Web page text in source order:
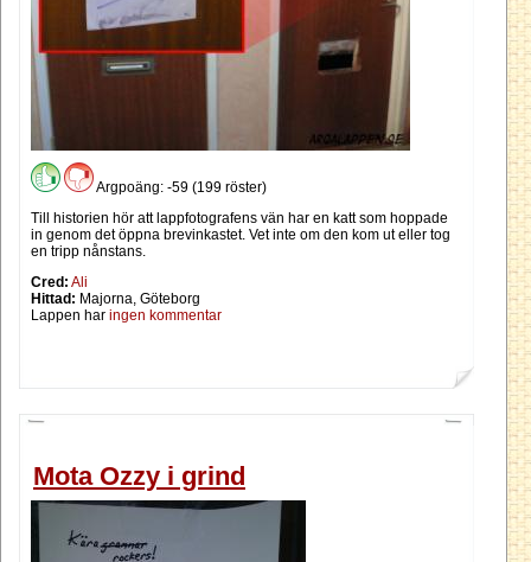
Argpoäng: -59 (199 röster)
Till historien hör att lappfotografens vän har en katt som hoppade
in genom det öppna brevinkastet. Vet inte om den kom ut eller tog
en tripp nånstans.
Cred: Ali
Hittad: Majorna, Göteborg
Lappen har ingen kommentar
Mota Ozzy i grind